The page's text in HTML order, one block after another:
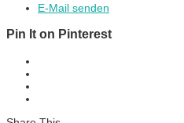
E-Mail senden
Pin It on Pinterest